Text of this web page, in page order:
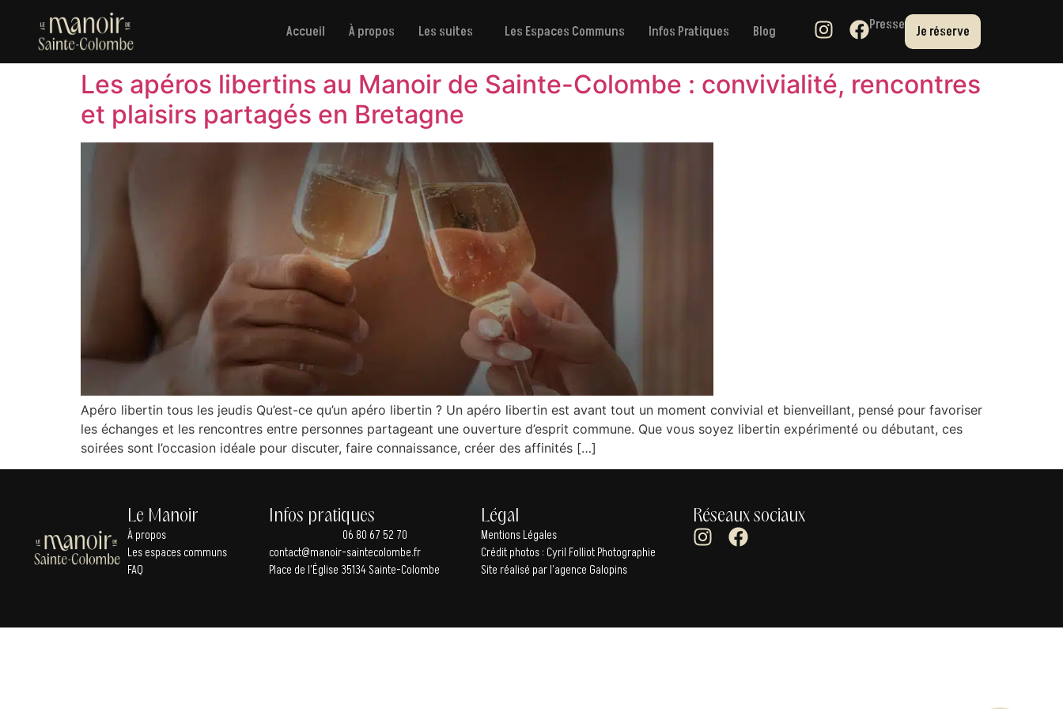
Accueil À propos Les suites Les Espaces Communs Infos Pratiques Blog Presse Je réserve
Les apéros libertins au Manoir de Sainte-Colombe : convivialité, rencontres
et plaisirs partagés en Bretagne
Apéro libertin tous les jeudis Qu’est-ce qu’un apéro libertin ? Un apéro libertin est avant tout un moment convivial et bienveillant, pensé pour favoriser
les échanges et les rencontres entre personnes partageant une ouverture d’esprit commune. Que vous soyez libertin expérimenté ou débutant, ces
soirées sont l’occasion idéale pour discuter, faire connaissance, créer des affinités […]
Le Manoir
À propos
Les espaces communs
FAQ
Infos pratiques
06 80 67 52 70
contact@manoir-saintecolombe.fr
Place de l’Église 35134 Sainte-Colombe
Légal
Mentions Légales
Crédit photos : Cyril Folliot Photographie
Site réalisé par l’agence Galopins
Réseaux sociaux